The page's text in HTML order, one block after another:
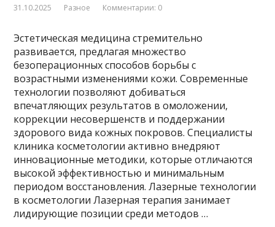
31.10.2025 Разное Комментарии: 0
Эстетическая медицина стремительно
развивается, предлагая множество
безоперационных способов борьбы с
возрастными изменениями кожи. Современные
технологии позволяют добиваться
впечатляющих результатов в омоложении,
коррекции несовершенств и поддержании
здорового вида кожных покровов. Специалисты
клиника косметологии активно внедряют
инновационные методики, которые отличаются
высокой эффективностью и минимальным
периодом восстановления. Лазерные технологии
в косметологии Лазерная терапия занимает
лидирующие позиции среди методов …